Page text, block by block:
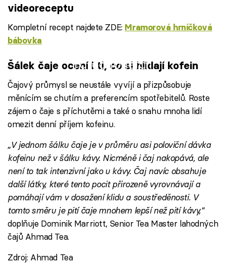
videoreceptu
Kompletní recept najdete ZDE: Mramorová hrníčková
bábovka
Failed to fetch
Šálek čaje ocení i ti, co si hlídají kofein
Čajový průmysl se neustále vyvíjí a přizpůsobuje
měnícím se chutím a preferencím spotřebitelů. Roste
zájem o čaje s příchutěmi a také o snahu mnoha lidí
omezit denní příjem kofeinu.
„V jednom šálku čaje je v průměru asi poloviční dávka
kofeinu než v šálku kávy. Nicméně i čaj nakopává, ale
není to tak intenzivní jako u kávy. Čaj navíc obsahuje
další látky, které tento pocit přirozeně vyrovnávají a
pomáhají vám v dosažení klidu a soustředěnosti. V
tomto směru je pití čaje mnohem lepší než pití kávy,”
doplňuje Dominik Marriott, Senior Tea Master lahodných
čajů Ahmad Tea.
Zdroj: Ahmad Tea